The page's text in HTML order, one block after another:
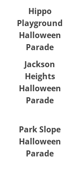
Hippo
Playground
Halloween
Parade
Jackson
Heights
Halloween
Parade
Park Slope
Halloween
Parade